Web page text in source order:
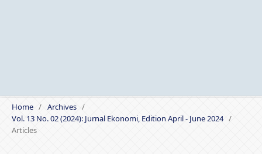
Home / Archives /
Vol. 13 No. 02 (2024): Jurnal Ekonomi, Edition April - June 2024 /
Articles